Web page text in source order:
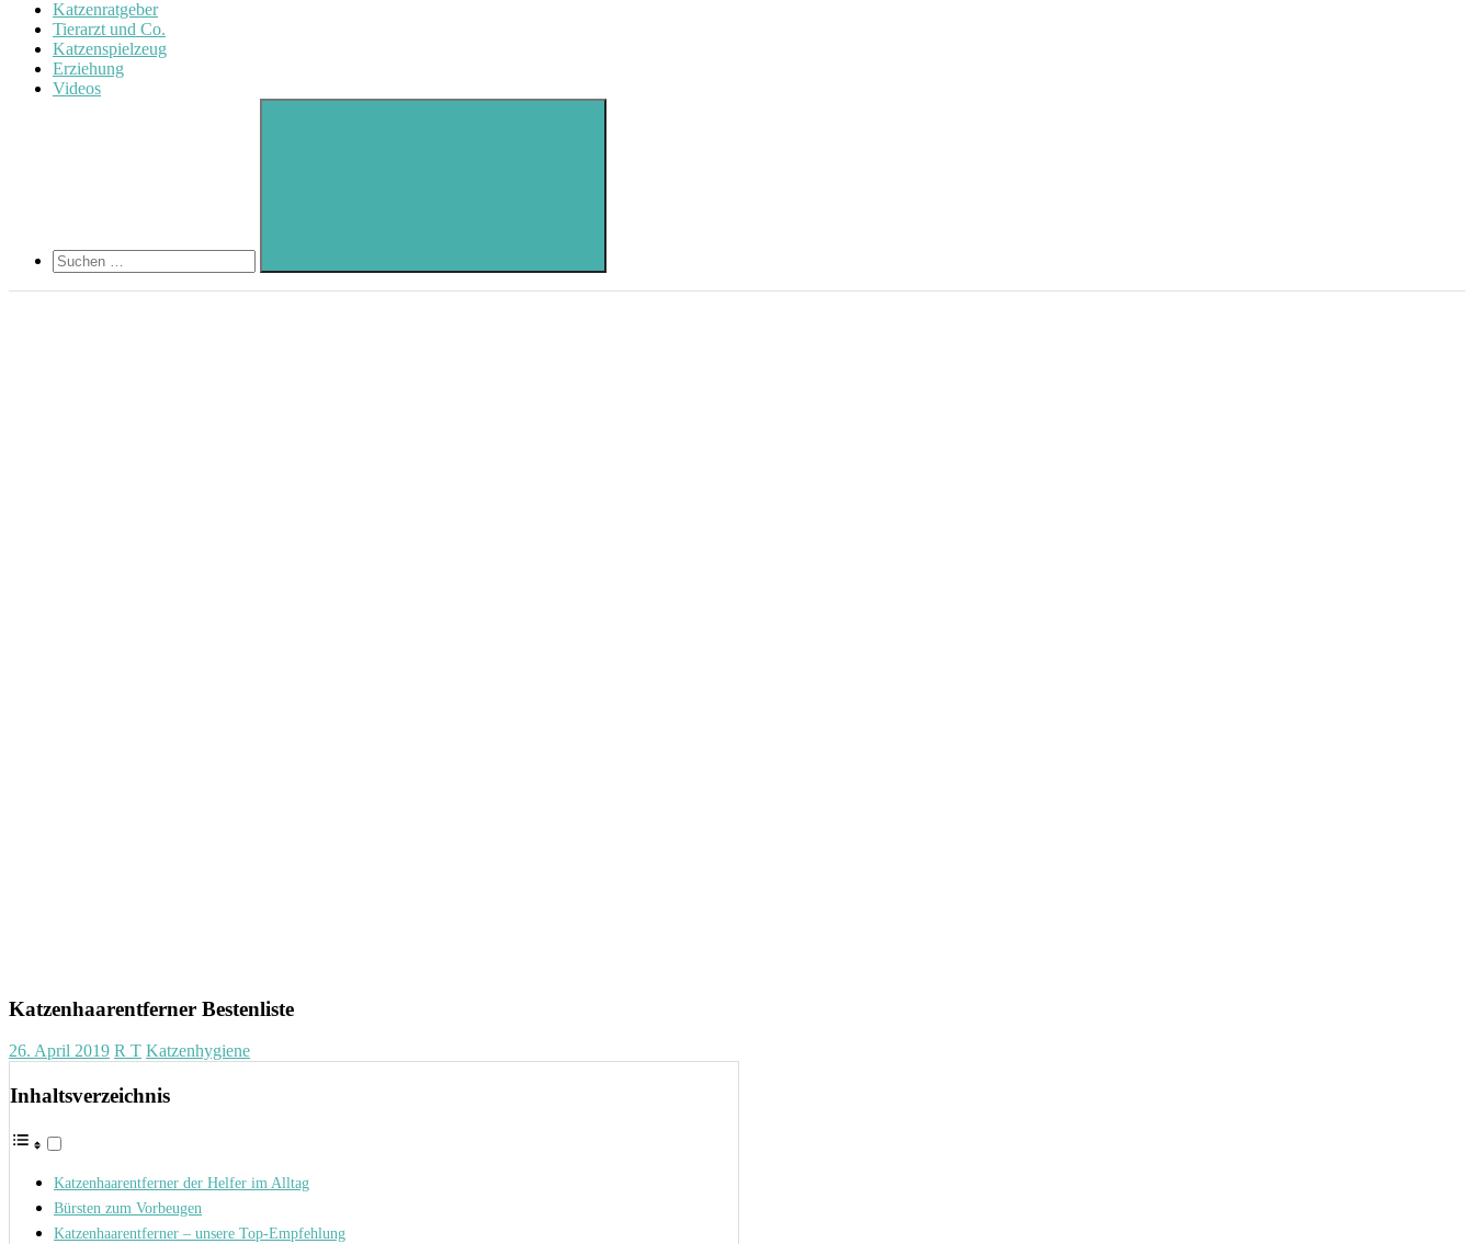
Katzenratgeber
Tierarzt und Co.
Katzenspielzeug
Erziehung
Videos
Suchen
Katzenhaarentferner Bestenliste
26. April 2019 R T Katzenhygiene
Inhaltsverzeichnis
Katzenhaarentferner der Helfer im Alltag
Bürsten zum Vorbeugen
Katzenhaarentferner – unsere Top-Empfehlung